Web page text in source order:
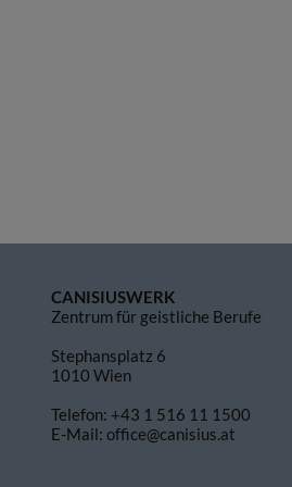
CANISIUSWERK
Zentrum für geistliche Berufe
Stephansplatz 6
1010 Wien
Telefon: +43 1 516 11 1500
E-Mail: office@canisius.at